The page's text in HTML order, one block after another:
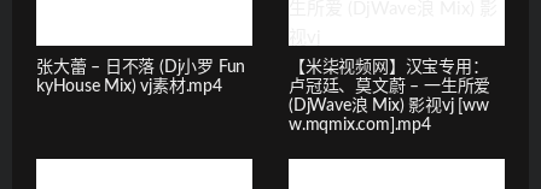
张大蕾 – 日不落 (Dj小罗 Fun
kyHouse Mix) vj素材.mp4
【米柒视频网】汉宝专用：
卢冠廷、莫文蔚 – 一生所爱
(DjWave浪 Mix) 影视vj [ww
w.mqmix.com].mp4